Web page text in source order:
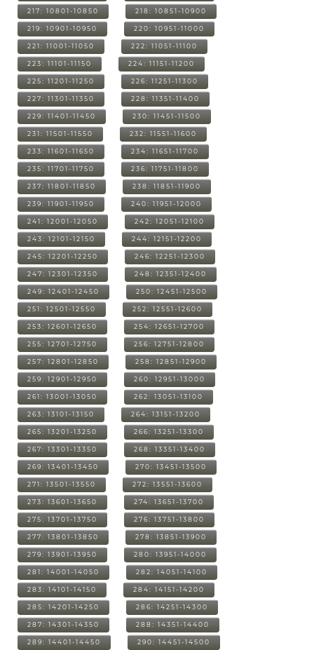
217: 10801-10850 218: 10851-10900
219: 10901-10950 220: 10951-11000
221: 11001-11050 222: 11051-11100
223: 11101-11150 224: 11151-11200
225: 11201-11250 226: 11251-11300
227: 11301-11350 228: 11351-11400
229: 11401-11450 230: 11451-11500
231: 11501-11550 232: 11551-11600
233: 11601-11650 234: 11651-11700
235: 11701-11750 236: 11751-11800
237: 11801-11850 238: 11851-11900
239: 11901-11950 240: 11951-12000
241: 12001-12050 242: 12051-12100
243: 12101-12150 244: 12151-12200
245: 12201-12250 246: 12251-12300
247: 12301-12350 248: 12351-12400
249: 12401-12450 250: 12451-12500
251: 12501-12550 252: 12551-12600
253: 12601-12650 254: 12651-12700
255: 12701-12750 256: 12751-12800
257: 12801-12850 258: 12851-12900
259: 12901-12950 260: 12951-13000
261: 13001-13050 262: 13051-13100
263: 13101-13150 264: 13151-13200
265: 13201-13250 266: 13251-13300
267: 13301-13350 268: 13351-13400
269: 13401-13450 270: 13451-13500
271: 13501-13550 272: 13551-13600
273: 13601-13650 274: 13651-13700
275: 13701-13750 276: 13751-13800
277: 13801-13850 278: 13851-13900
279: 13901-13950 280: 13951-14000
281: 14001-14050 282: 14051-14100
283: 14101-14150 284: 14151-14200
285: 14201-14250 286: 14251-14300
287: 14301-14350 288: 14351-14400
289: 14401-14450 290: 14451-14500